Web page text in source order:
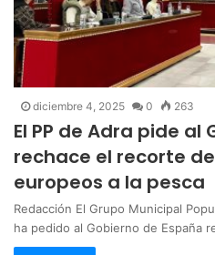
diciembre 4, 2025 0 263
El PP de Adra pide al
rechace el recorte
europeos a la pesca
Redacción El Grupo Municipal
ha pedido al Gobierno de España